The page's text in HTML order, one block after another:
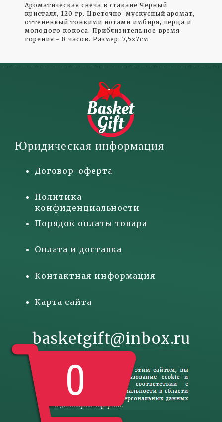
0
Ароматическая свеча в стакане Черный
кристалл, 120 гр. Цветочно-мускусный аромат,
оттененный тонкими нотами имбиря, перца и
молодого кокоса. Приблизительное время
горения - 8 часов. Размер: 7,5x7см
Юридическая информация
Договор-оферта
Политика
конфиденциальности
Порядок оплаты товара
Оплата и доставка
Контактная информация
Карта сайта
basketgift@inbox.ru